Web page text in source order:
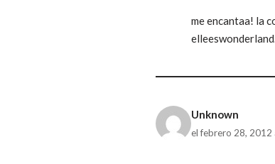
me encantaa! la
Unknown
el febrero 28, 2012